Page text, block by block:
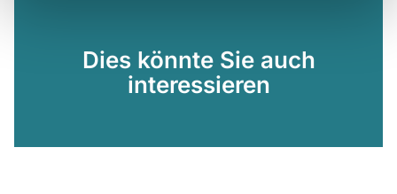
Dies könnte Sie auch
interessieren